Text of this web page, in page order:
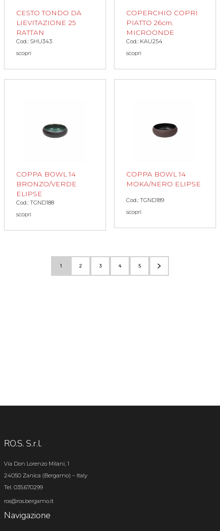
CESTO TONDO DA
LIEVITAZIONE 25
RATTAN
Cod.: SHU343
scopri
COPERCHIO COPRI
PIATTO 26cm.
MICROONDE
Cod.: KAU254
scopri
COPPA BOWL 14
BRONZO/VERDE
ELIPSE
Cod.: TGND188
scopri
COPPA BOWL 14
MOKA/NERO ELIPSE
Cod.: TGND189
scopri
1 2 3 4 5
RO.S. S.r.l.
Via Don Lorenzo Milani, 1
24050 Zanica (Bergamo) – Italy
Tel. 035.670299
ros@ros.bergamo.it
Navigazione